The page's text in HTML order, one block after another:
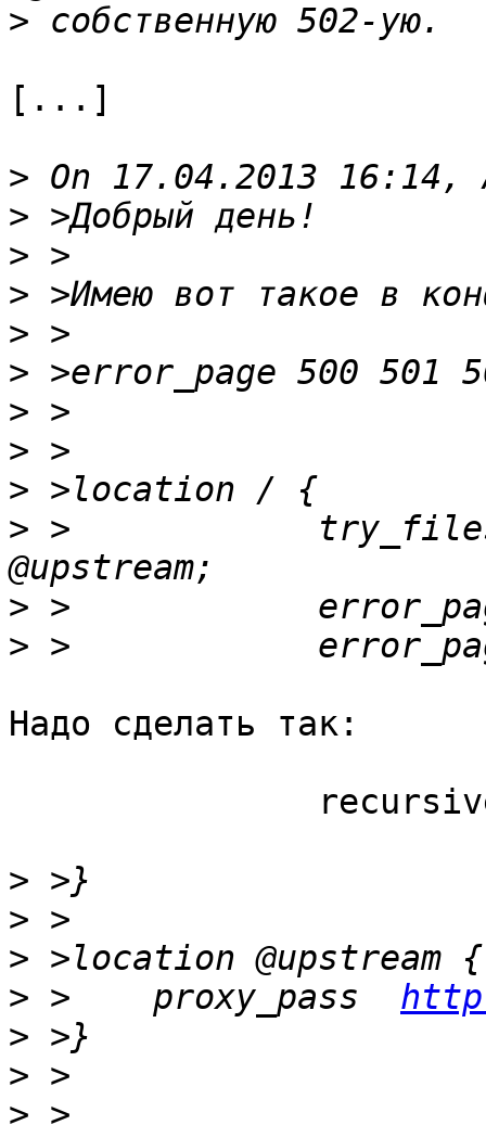
>
[...]
>
>
>
>
>
>
>
>
>
> >
>
>
Надо сделать так:
>
>
>
> >    proxy_pass
>
>
>